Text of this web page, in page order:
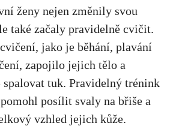
ženy nejen změnily svou
také začaly pravidelně cvičit.
jako je běhání, plavání
zapojilo jejich tělo a
spalovat tuk. Pravidelný trénink
posílit svaly na břiše a
vzhled jejich kůže.